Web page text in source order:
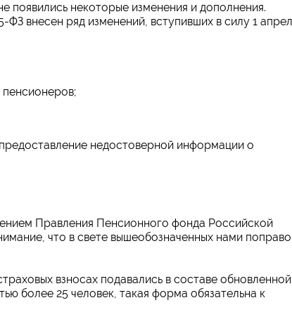
появились некоторые изменения и дополнения.
внесен ряд изменений, вступивших в силу 1
недостоверной информации о
Правления Пенсионного фонда Российской
что в свете вышеобозначенных нами
взносах подавались в составе обновленной
более 25 человек, такая форма обязательна к